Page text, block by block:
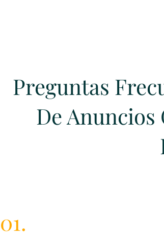
Preguntas
De Anuncios
01.